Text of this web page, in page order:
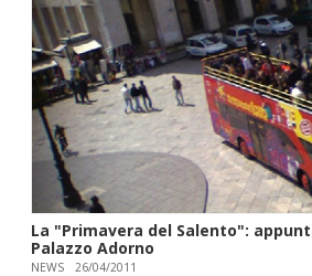
La "Primavera del Salento":
Palazzo Adorno
NEWS 26/04/2011